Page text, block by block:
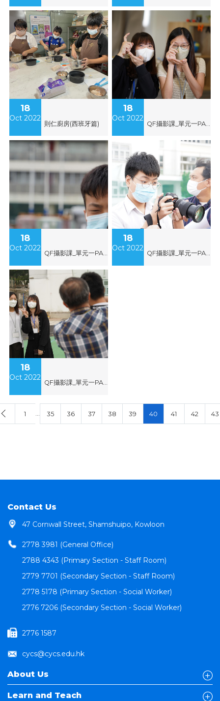
18
Oct 2022
則仁廚房(西班牙篇)
18
Oct 2022
18
Oct 2022
QF攝影課_單元一PASM模式練習(潘梓希)
18
Oct 2022
QF攝影課_單元一PASM模式練習(李嘉文)
18
Oct 2022
QF攝影課_單元一PASM模式練習(郭港發)
1 … 35 36 37 38 39 40 41 42 43
Contact Us
47 Cornwall Street, Shamshuipo, Kowloon
2778 3981 (General Office)
2788 4343 (Primary Section - Staff Room)
2779 7701 (Secondary Section - Staff Room)
2778 5178 (Primary Section - Social Worker)
2776 7206 (Secondary Section - Social Worker)
2776 1587
cycs@cycs.edu.hk
About Us
Learn and Teach